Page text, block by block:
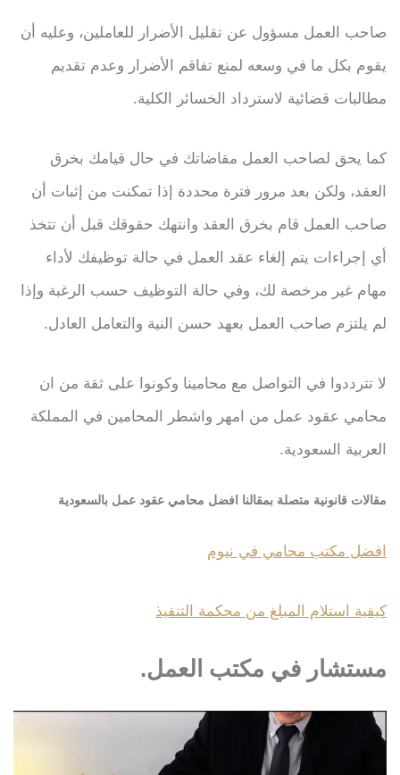
صاحب العمل مسؤول عن تقليل الأضرار للعاملين، وعليه أن
يقوم بكل ما في وسعه لمنع تفاقم الأضرار وعدم تقديم
مطالبات قضائية لاسترداد الخسائر الكلية.
كما يحق لصاحب العمل مقاضاتك في حال قيامك بخرق
العقد، ولكن بعد مرور فترة محددة إذا تمكنت من إثبات أن
صاحب العمل قام بخرق العقد وانتهك حقوقك قبل أن تتخذ
أي إجراءات يتم إلغاء عقد العمل في حالة توظيفك لأداء
مهام غير مرخصة لك، وفي حالة التوظيف حسب الرغبة وإذا
لم يلتزم صاحب العمل بعهد حسن النية والتعامل العادل.
لا تترددوا في التواصل مع محامينا وكونوا على ثقة من ان
محامي عقود عمل من امهر واشطر المحامين في المملكة
العربية السعودية.
مقالات قانونية متصلة بمقالنا افضل محامي عقود عمل بالسعودية
افضل مكتب محامي في نيوم
كيفية استلام المبلغ من محكمة التنفيذ
مستشار في مكتب العمل.